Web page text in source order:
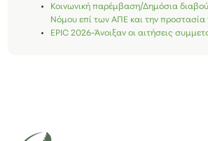
Κοινωνική παρέμβαση/Δημόσια
Νόμου επί των ΑΠΕ και την
EPIC 2026-Άνοιξαν οι αιτήσεις